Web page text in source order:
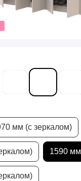
мм (с зеркалом)
1590 мм